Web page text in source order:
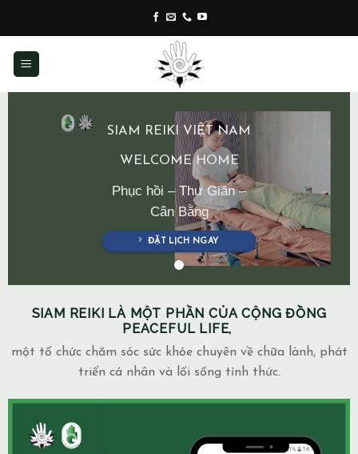
content
SIAM REIKI VIỆT NAM
WELCOME HOME
Phục hồi – Thư Giãn –
Cân Bằng
ĐẶT LỊCH NGAY
SIAM REIKI LÀ MỘT PHẦN CỦA CỘNG ĐỒNG
PEACEFUL LIFE,
một tổ chức chăm sóc sức khỏe chuyên về chữa lành, phát
triển cá nhân và lối sống tỉnh thức.